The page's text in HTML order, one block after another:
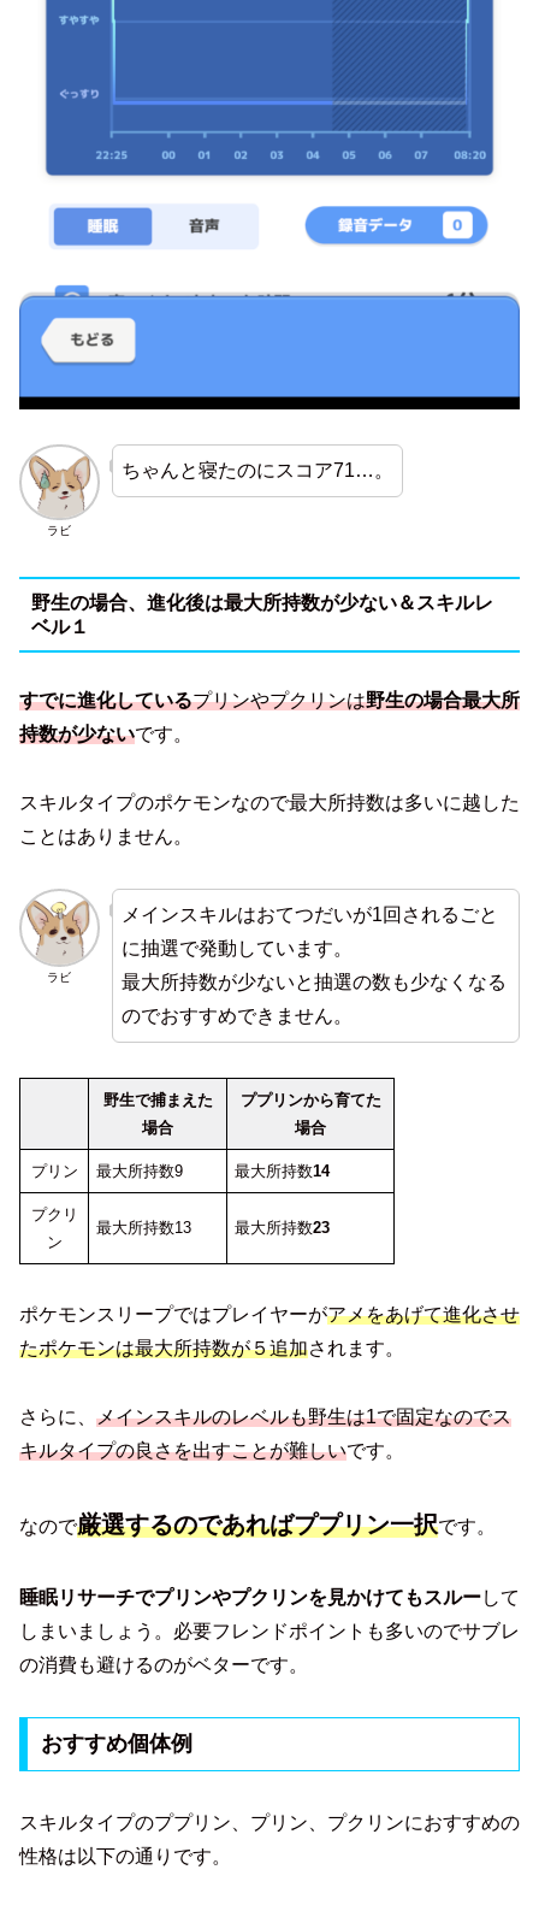
ラビ
ちゃんと寝たのにスコア71…。
野生の場合、進化後は最大所持数が少ない＆スキルレ
ベル１
すでに進化しているプリンやプクリンは野生の場合最大所
持数が少ないです。
スキルタイプのポケモンなので最大所持数は多いに越した
ことはありません。
ラビ
メインスキルはおてつだいが1回されるごと
に抽選で発動しています。
最大所持数が少ないと抽選の数も少なくなる
のでおすすめできません。
野生で捕まえた
場合
ププリンから育てた
場合
プリン 最大所持数9 最大所持数14
プクリ
ン
最大所持数13 最大所持数23
ポケモンスリープではプレイヤーがアメをあげて進化させ
たポケモンは最大所持数が５追加されます。
さらに、 メインスキルのレベルも野生は1で固定なのでス
キルタイプの良さを出すことが難しいです。
なので厳選するのであればププリン一択です。
睡眠リサーチでプリンやプクリンを見かけてもスルーして
しまいましょう。必要フレンドポイントも多いのでサブレ
の消費も避けるのがベターです。
おすすめ個体例
スキルタイプのププリン、プリン、プクリンにおすすめの
性格は以下の通りです。